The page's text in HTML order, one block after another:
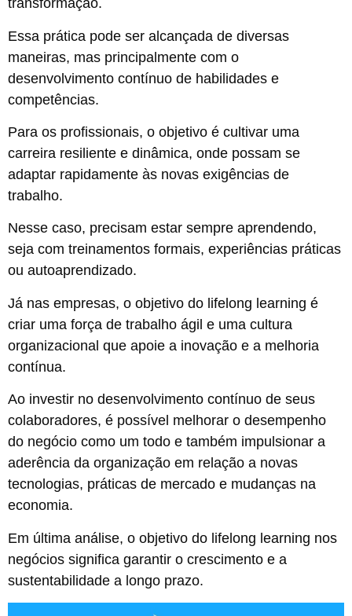
transformação.
Essa prática pode ser alcançada de diversas
maneiras, mas principalmente com o
desenvolvimento contínuo de habilidades e
competências.
Para os profissionais, o objetivo é cultivar uma
carreira resiliente e dinâmica, onde possam se
adaptar rapidamente às novas exigências de
trabalho.
Nesse caso, precisam estar sempre aprendendo,
seja com treinamentos formais, experiências práticas
ou autoaprendizado.
Já nas empresas, o objetivo do lifelong learning é
criar uma força de trabalho ágil e uma cultura
organizacional que apoie a inovação e a melhoria
contínua.
Ao investir no desenvolvimento contínuo de seus
colaboradores, é possível melhorar o desempenho
do negócio como um todo e também impulsionar a
aderência da organização em relação a novas
tecnologias, práticas de mercado e mudanças na
economia.
Em última análise, o objetivo do lifelong learning nos
negócios significa garantir o crescimento e a
sustentabilidade a longo prazo.